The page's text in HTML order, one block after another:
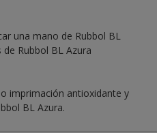
una mano de Rubbol BL
Rubbol BL Azura
imprimación antioxidante y
BL Azura.